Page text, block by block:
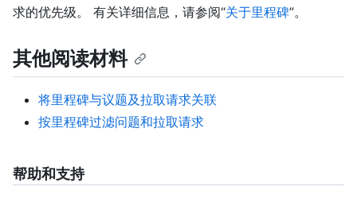
求的优先级。 有关详细信息，请参阅“关于里程碑”。
其他阅读材料
将里程碑与议题及拉取请求关联
按里程碑过滤问题和拉取请求
帮助和支持